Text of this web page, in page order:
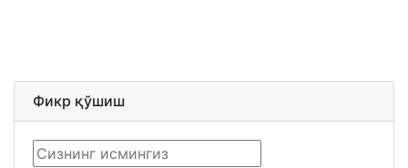
Фикр қўшиш